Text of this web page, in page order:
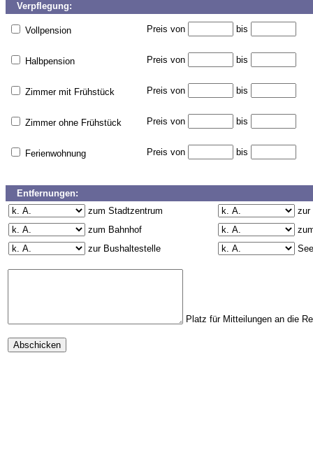
Verpflegung:
Vollpension Preis von bis
Halbpension Preis von bis
Zimmer mit Frühstück Preis von bis
Zimmer ohne Frühstück Preis von bis
Ferienwohnung Preis von bis
Entfernungen:
zum Stadtzentrum
zur
zum Bahnhof
zur Bushaltestelle
See
Platz für Mitteilungen an die